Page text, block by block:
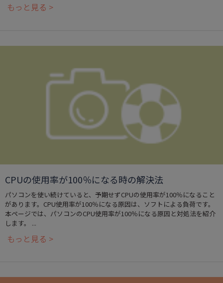
もっと見る >
CPUの使用率が100％になる時の解決法
パソコンを使い続けていると、予期せずCPUの使用率が100％になること
があります。CPU使用率が100％になる原因は、ソフトによる負荷です。
本ページでは、パソコンのCPU使用率が100％になる原因と対処法を紹介
します。 ...
もっと見る >